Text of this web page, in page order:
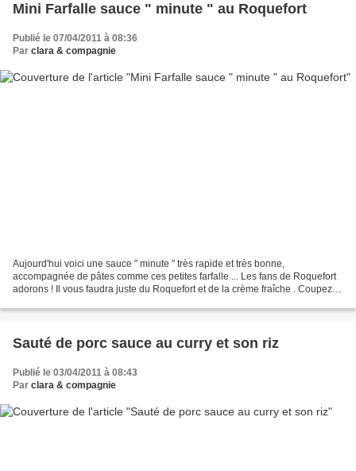
Mini Farfalle sauce " minute " au Roquefort
Publié le 07/04/2011 à 08:36
Par clara & compagnie
Aujourd'hui voici une sauce " minute " très rapide et très bonne,
accompagnée de pâtes comme ces petites farfalle ... Les fans de Roquefort
adorons ! Il vous faudra juste du Roquefort et de la crème fraîche . Coupez
Sauté de porc sauce au curry et son riz
Publié le 03/04/2011 à 08:43
Par clara & compagnie